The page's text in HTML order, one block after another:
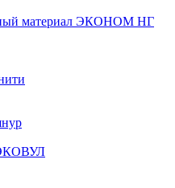
материал ЭКОНОМ НГ
ЭКОВУЛ